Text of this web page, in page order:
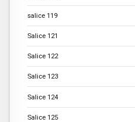
salice 119
Salice 121
Salice 122
Salice 123
Salice 124
Salice 125